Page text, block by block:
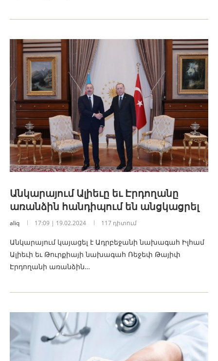
Անկարայում Ալիեւը եւ Էրդողանը
առանձին հանդիպում են անցկացրել
aliq 17:09 | 19.02.2024 117 դիտում
Անկարայում կայացել է Ադրբեջանի նախագահ Իլհամ
Ալիեւի եւ Թուրքիայի նախագահ Ռեջեփ Թայիփ
Էրդողանի առանձին…